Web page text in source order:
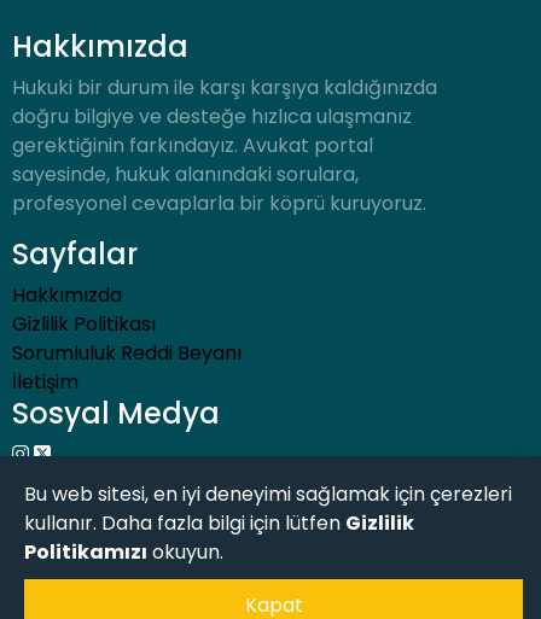
Hakkımızda
Hukuki bir durum ile karşı karşıya kaldığınızda
doğru bilgiye ve desteğe hızlıca ulaşmanız
gerektiğinin farkındayız. Avukat portal
sayesinde, hukuk alanındaki sorulara,
profesyonel cevaplarla bir köprü kuruyoruz.
Sayfalar
Hakkımızda
Gizlilik Politikası
Sorumluluk Reddi Beyanı
İletişim
Sosyal Medya
Bu web sitesi, en iyi deneyimi sağlamak için çerezleri
kullanır. Daha fazla bilgi için lütfen Gizlilik
Politikamızı okuyun.
Kapat